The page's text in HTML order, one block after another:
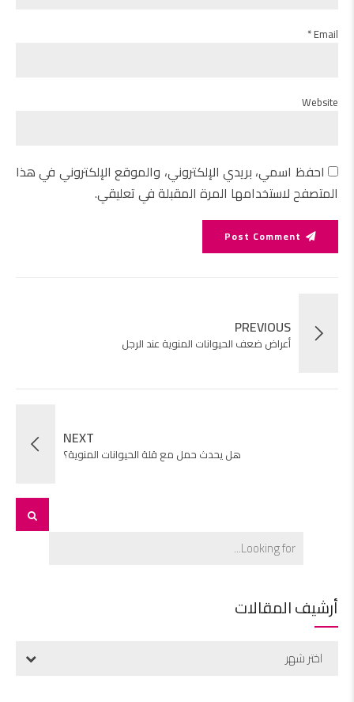
Email *
Website
احفظ اسمي، بريدي الإلكتروني، والموقع الإلكتروني في هذا
المتصفح لاستخدامها المرة المقبلة في تعليقي.
Post Comment
PREVIOUS
أعراض ضعف الحيوانات المنوية عند الرجل
NEXT
هل يحدث حمل مع قلة الحيوانات المنوية؟
أرشيف المقالات
اختر شهر